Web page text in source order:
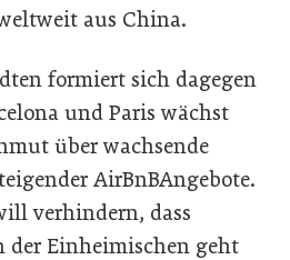
aus China.
formiert sich dagegen
und Paris wächst
über wachsende
AirBnBAngebote.
verhindern, dass
der Einheimischen geht